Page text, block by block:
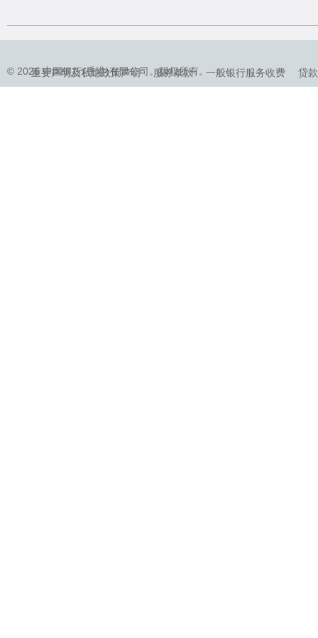
© 2026 中国银行(香港)有限公司。版权所有。
重要声明及私隐政策声明 服务条款 一般银行服务收费 贷